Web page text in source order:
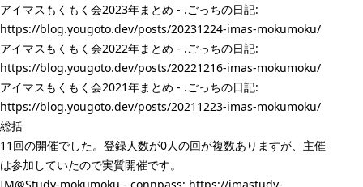
アイマスもくもく会2023年まとめ - .ごっちの日記:
https://blog.yougoto.dev/posts/20231224-imas-mokumoku/
アイマスもくもく会2022年まとめ - .ごっちの日記:
https://blog.yougoto.dev/posts/20221216-imas-mokumoku/
アイマスもくもく会2021年まとめ - .ごっちの日記:
https://blog.yougoto.dev/posts/20211223-imas-mokumoku/
総括
11回の開催でした。登録人数が0人の回が複数ありますが、主催
は参加していたので実質開催です。